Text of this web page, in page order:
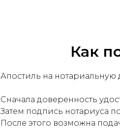
Как
Апостиль на нотариальную
Сначала доверенность
Затем подпись нотариуса
После этого возможна